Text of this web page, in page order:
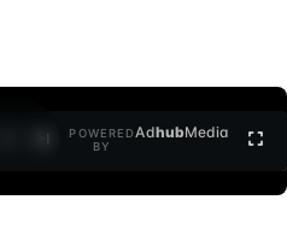
POWERED
BY
AdhubMedia